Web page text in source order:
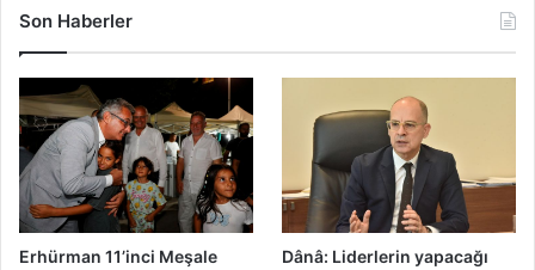
Son Haberler
Erhürman 11’inci Meşale
Dânâ: Liderlerin yapacağı